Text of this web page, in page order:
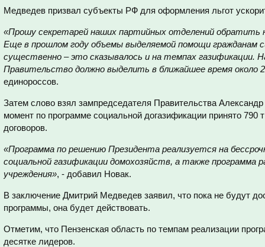
Медведев призвал субъекты РФ для оформления льгот
«Прошу секретарей наших партийных отделений обратить
Еще в прошлом году объемы выделяемой помощи гражданам
существенно – это сказывалось и на темпах газификации.
Правительство должно выделить в ближайшее время около
единороссов.
Затем слово взял зампредседателя Правительства
момент по программе социальной догазификации принято 790
договоров.
«Программа по решению Президента реализуется на
социальной газификации домохозяйств, а также программа
учреждения», - добавил Новак.
В заключение Дмитрий Медведев заявил, что пока не будут
программы, она будет действовать.
Отметим, что Пензенская область по темпам реализации
десятке лидеров.